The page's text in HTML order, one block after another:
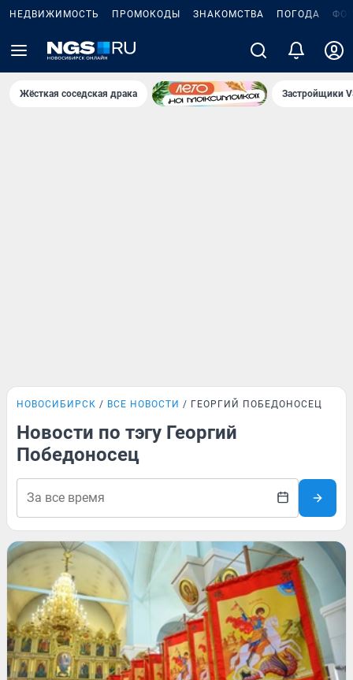
НЕДВИЖИМОСТЬ ПРОМОКОДЫ ЗНАКОМСТВА ПОГОДА
Жёсткая соседская драка Застройщики
НОВОСИБИРСК ВСЕ НОВОСТИ ГЕОРГИЙ ПОБЕДОНОСЕЦ
Новости по тэгу Георгий
Победоносец